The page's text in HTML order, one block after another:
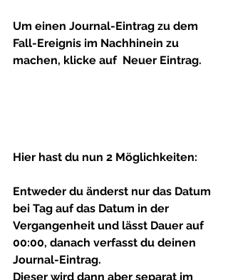
Um einen Journal-Eintrag zu dem
Fall-Ereignis im Nachhinein zu
machen, klicke auf Neuer Eintrag.
Hier hast du nun 2 Möglichkeiten:
Entweder du änderst nur das Datum
bei Tag auf das Datum in der
Vergangenheit und lässt Dauer auf
00:00, danach verfasst du deinen
Journal-Eintrag.
Dieser wird dann aber separat im